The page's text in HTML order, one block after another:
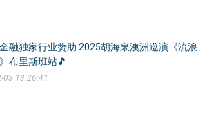
融独家行业赞助 2025胡海泉澳洲巡演《流浪
布里斯班站🎵
03 13:26:41